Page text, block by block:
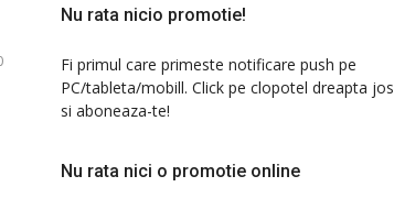
Nu rata nicio promotie!
Fi primul care primeste notificare push pe
PC/tableta/mobill. Click pe clopotel dreapta jos
si aboneaza-te!
Nu rata nici o promotie online